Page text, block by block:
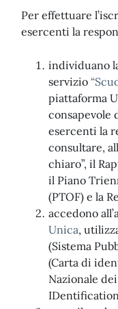
Per effettuare
esercenti la
individuano
servizio
piattaforma
consapevole
esercenti la
consultare,
chiaro”, il
il Piano
(PTOF) e la
accedono
Unica,
(Sistema
(Carta di
Nazionale